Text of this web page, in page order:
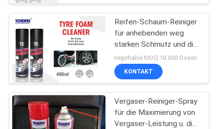
SITEMAP
DATENSCHUTZRICHTLINIE
Reiniger
Autopflege-Spray
25
Reifen-Schaum-Reiniger
für anhebenden weg
starken Schmutz und die
Wiederherstellung des
natürlichen tiefen
schwarzen Auftrittes
negotiable MOQ:10.000 Dosen
KONTAKT
Vergaser-Reiniger-Spray
für die Maximierung von
Vergaser-Leistung u. die